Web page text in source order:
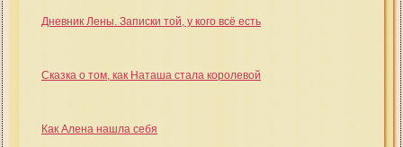
Дневник Лены. Записки той, у кого всё есть
Сказка о том, как Наташа стала королевой
Как Алена нашла себя